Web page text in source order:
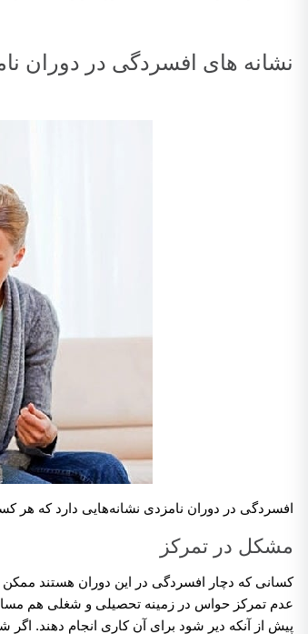
نشانه های افسردگی در دوران
افسردگی در دوران نامزدی نشانه‌هایی دارد که هر
مشکل در تمرکز
کسانی که دچار افسردگی در این دوران هستند ممکن
عدم تمرکز حواس در زمینه تحصیلی و شغلی هم
پیش از آنکه دیر شود برای آن کاری انجام دهند. اگر